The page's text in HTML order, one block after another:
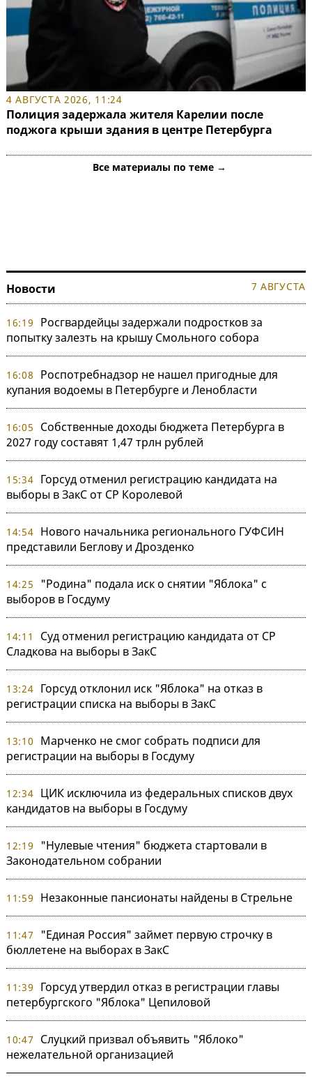
4 АВГУСТА 2026, 11:24
Полиция задержала жителя Карелии после
поджога крыши здания в центре Петербурга
Все материалы по теме →
Новости 7 АВГУСТА
16:19
Росгвардейцы задержали подростков за
попытку залезть на крышу Смольного собора
16:08
Роспотребнадзор не нашел пригодные для
купания водоемы в Петербурге и Ленобласти
16:05
Собственные доходы бюджета Петербурга в
2027 году составят 1,47 трлн рублей
15:34 Горсуд отменил регистрацию кандидата на
выборы в ЗакС от СР Королевой
14:54 Нового начальника регионального ГУФСИН
представили Беглову и Дрозденко
14:25
"Родина" подала иск о снятии "Яблока" с
выборов в Госдуму
14:11
Суд отменил регистрацию кандидата от СР
Сладкова на выборы в ЗакС
13:24 Горсуд отклонил иск "Яблока" на отказ в
регистрации списка на выборы в ЗакС
13:10
Марченко не смог собрать подписи для
регистрации на выборы в Госдуму
12:34 ЦИК исключила из федеральных списков двух
кандидатов на выборы в Госдуму
12:19
"Нулевые чтения" бюджета стартовали в
Законодательном собрании
11:59 Незаконные пансионаты найдены в Стрельне
11:47
"Единая Россия" займет первую строчку в
бюллетене на выборах в ЗакС
11:39
Горсуд утвердил отказ в регистрации главы
петербургского "Яблока" Цепиловой
10:47
Слуцкий призвал объявить "Яблоко"
нежелательной организацией